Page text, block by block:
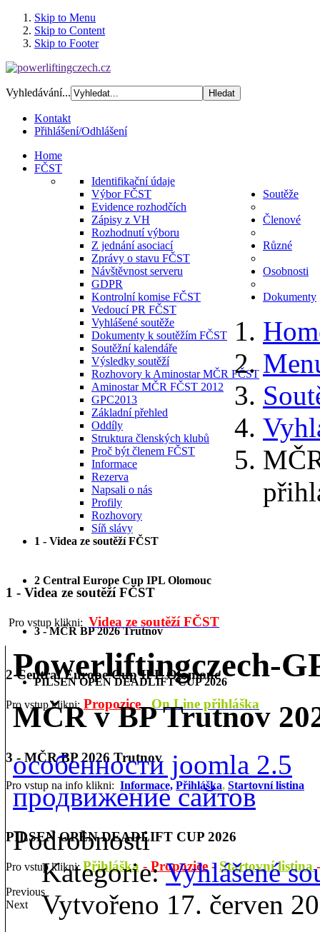
Skip to Menu
Skip to Content
Skip to Footer
Vyhledávání...
Kontakt
Přihlášení/Odhlášení
Home
FČST
Identifikační údaje
Výbor FČST
Evidence rozhodčích
Zápisy z VH
Rozhodnutí výboru
Z jednání asociací
Zprávy o stavu FČST
Návštěvnost serveru
GDPR
Kontrolní komise FČST
Vedoucí PR FČST
Soutěže
Vyhlášené soutěže
Dokumenty k soutěžím FČST
Soutěžní kalendáře
Výsledky soutěží
Rozhovory k Aminostar MČR FČST
Aminostar MČR FČST 2012
GPC2013
Členové
Základní přehled
Oddíly
Struktura členských klubů
Proč být členem FČST
Různé
Informace
Rezerva
Osobnosti
Napsali o nás
Profily
Rozhovory
Síň slávy
Dokumenty
1 - Videa ze soutěží FČST
2 Central Europe Cup IPL Olomouc
3 - MČR BP 2026 Trutnov
PILSEN OPEN DEADLIFT CUP 2026
1 - Videa ze soutěží FČST
Pro vstup klikni: Videa ze soutěží FČST
2 Central Europe Cup IPL Olomouc
Pro vstup klikni: Propozice On Line přihláška
3 - MČR BP 2026 Trutnov
Pro vstup na info klikni: Informace, Přihláška, Startovní listina
PILSEN OPEN DEADLIFT CUP 2026
Pro vstup klikni:Přihláška -Propozice - Startovní listina
Previous
Next
Powerliftingczech-
MČR v BP Trutnov
особенности joomla 2.5
продвижение сайтов
Podrobnosti
Kategorie:Vyhlášené
Vytvořeno 17. červen